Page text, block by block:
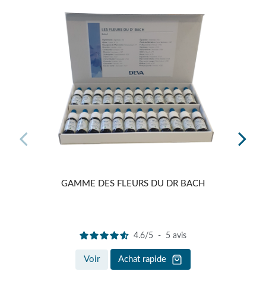
GAMME DES FLEURS DU DR BACH
4.6/5 - 5 avis
Voir Achat rapide